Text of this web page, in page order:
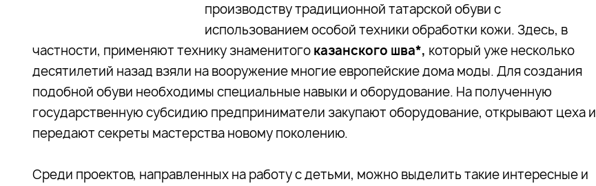
производству традиционной татарской обуви с
использованием особой техники обработки кожи. Здесь, в
частности, применяют технику знаменитого казанского шва*, который уже несколько
десятилетий назад взяли на вооружение многие европейские дома моды. Для создания
подобной обуви необходимы специальные навыки и оборудование. На полученную
государственную субсидию предприниматели закупают оборудование, открывают цеха и
передают секреты мастерства новому поколению.
Среди проектов, направленных на работу с детьми, можно выделить такие интересные и